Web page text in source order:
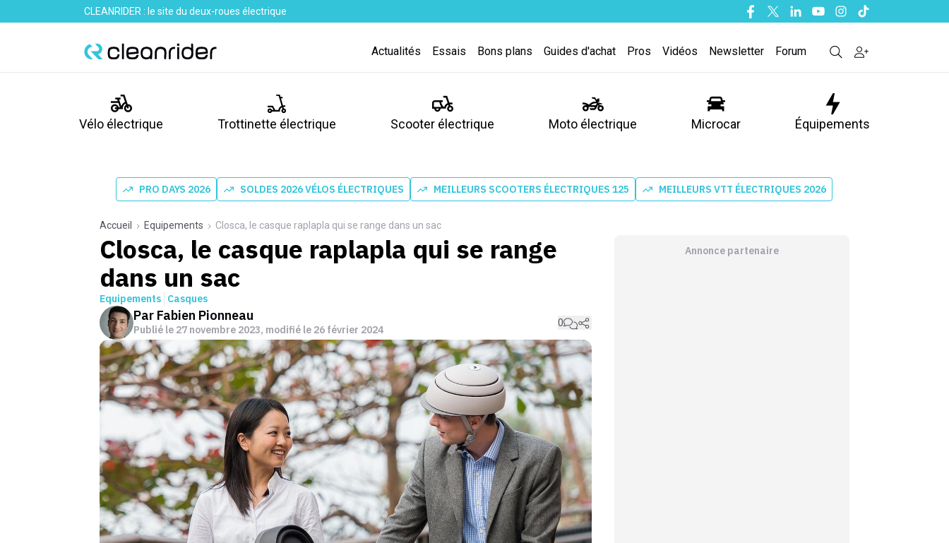
CLEANRIDER : le site du deux-roues électrique Facebook
TwitterLinkedinYoutubeInstagram
Tiktok
Actualités Essais Bons plans Guides d'achat Pros Vidéos Newsletter Forum
Vélo électrique Trottinette électrique Scooter électrique Moto électrique Microcar Équipements
PRO DAYS 2026 SOLDES 2026 VÉLOS ÉLECTRIQUES MEILLEURS SCOOTERS ÉLECTRIQUES 125 MEILLEURS VTT ÉLECTRIQUES 2026
Accueil Equipements Closca, le casque raplapla qui se range dans un sac
Closca, le casque raplapla qui se range
dans un sac
Equipements Casques
Par Fabien Pionneau
Publié le 27 novembre 2023, modifié le 26 février 2024
0
Annonce partenaire